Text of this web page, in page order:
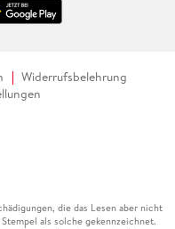
Widerrufsbelehrung
die das Lesen aber nicht
als solche gekennzeichnet.